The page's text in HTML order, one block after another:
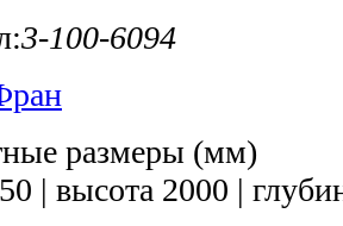
3-100-6094
размеры (мм)
| высота 2000 |